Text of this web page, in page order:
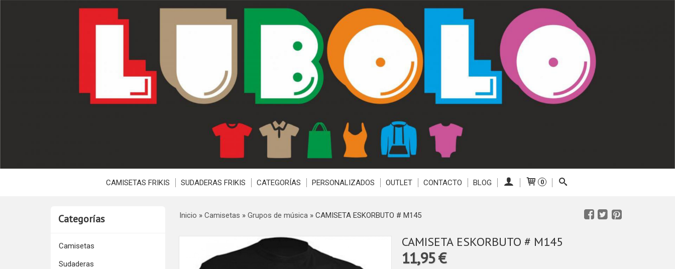
CAMISETAS FRIKIS SUDADERAS FRIKIS CATEGORÍAS PERSONALIZADOS OUTLET CONTACTO BLOG 0
Categorías
Camisetas
Sudaderas
Inicio » Camisetas » Grupos de música» CAMISETA ESKORBUTO # M145
CAMISETA ESKORBUTO # M145
11,95 €